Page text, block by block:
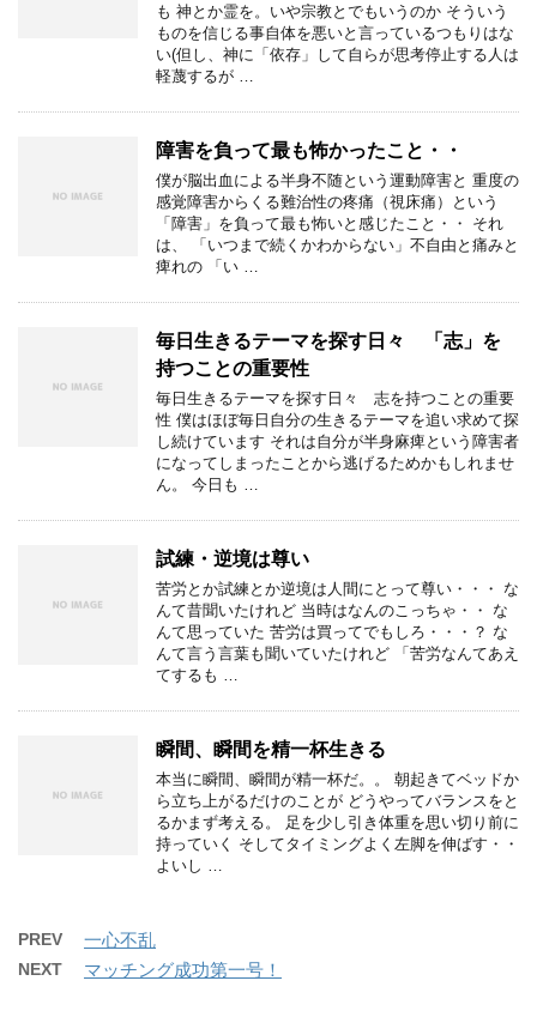
も 神とか霊を。いや宗教とでもいうのか そういう
ものを信じる事自体を悪いと言っているつもりはな
い(但し、神に「依存」して自らが思考停止する人は
軽蔑するが …
障害を負って最も怖かったこと・・
僕が脳出血による半身不随という運動障害と 重度の
感覚障害からくる難治性の疼痛（視床痛）という
「障害」を負って最も怖いと感じたこと・・ それ
は、 「いつまで続くかわからない」不自由と痛みと
痺れの 「い …
毎日生きるテーマを探す日々 「志」を
持つことの重要性
毎日生きるテーマを探す日々 志を持つことの重要
性 僕はほぼ毎日自分の生きるテーマを追い求めて探
し続けています それは自分が半身麻痺という障害者
になってしまったことから逃げるためかもしれませ
ん。 今日も …
試練・逆境は尊い
苦労とか試練とか逆境は人間にとって尊い・・・ な
んて昔聞いたけれど 当時はなんのこっちゃ・・ な
んて思っていた 苦労は買ってでもしろ・・・？ な
んて言う言葉も聞いていたけれど 「苦労なんてあえ
てするも …
瞬間、瞬間を精一杯生きる
本当に瞬間、瞬間が精一杯だ。。 朝起きてベッドか
ら立ち上がるだけのことが どうやってバランスをと
るかまず考える。 足を少し引き体重を思い切り前に
持っていく そしてタイミングよく左脚を伸ばす・・
よいし …
PREV 一心不乱
NEXT マッチング成功第一号！